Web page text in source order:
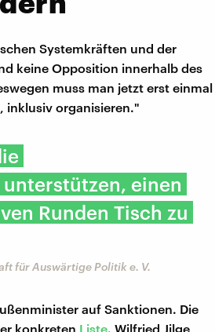
Systemkräften und der
keine Opposition innerhalb des
muss man jetzt erst einmal
inklusiv organisieren."
einen
Runden Tisch zu
für Auswärtige Politik e. V.
auf Sanktionen. Die
konkreten Liste. Wilfried Jilge